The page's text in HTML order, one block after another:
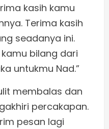
kasih kamu
Terima kasih
seadanya ini.
bilang dari
untukmu Nad.”
membalas dan
percakapan.
pesan lagi